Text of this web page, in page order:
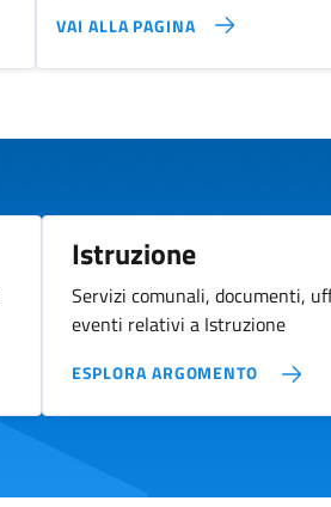
VAI ALLA PAGINA
Istruzione
Servizi comunali, documenti,
eventi relativi a Istruzione
ESPLORA ARGOMENTO